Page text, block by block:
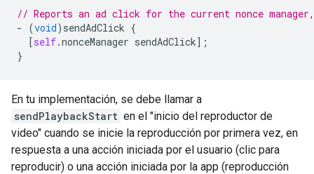
// Reports an ad click for the current nonce
-
(void) sendAdClick {
[self.nonceManager sendAdClick];
}
En tu implementación, se debe llamar a
sendPlaybackStart en el "inicio del reproductor de
video" cuando se inicie la reproducción por primera vez, en
respuesta a una acción iniciada por el usuario (clic para
reproducir) o una acción iniciada por la app (reproducción